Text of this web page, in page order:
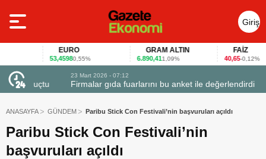
Giriş
Yap
EURO
53,45980,55%
GRAM ALTIN
6.890,411,09%
FAİZ
40,65-0,12%
23 Mart 2026 - 07:12
Firmalar gıda fuarlarını bu anket ile değerlendirdi
ANASAYFA GÜNDEM Paribu Stick Con Festivali’nin başvuruları açıldı
Paribu Stick Con Festivali’nin
başvuruları açıldı